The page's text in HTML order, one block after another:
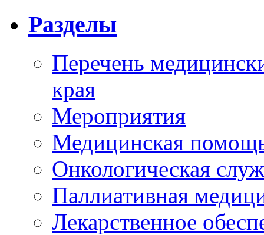
Разделы
Перечень
края
Мероприятия
Медицинская
Онкологическая
Паллиативная
Лекарственное